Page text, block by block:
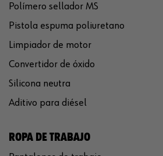
Polímero sellador MS
Pistola espuma poliuretano
Limpiador de motor
Convertidor de óxido
Silicona neutra
Aditivo para diésel
ROPA DE TRABAJO